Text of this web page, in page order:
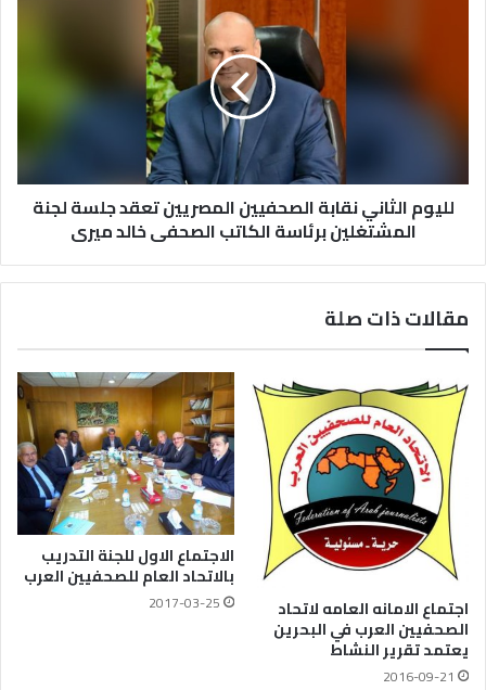
لليوم الثاني نقابة الصحفيين المصريين تعقد جلسة لجنة
المشتغلين برئاسة الكاتب الصحفى خالد ميرى
مقالات ذات صلة
اجتماع الامانه العامه لاتحاد
الصحفيين العرب في البحرين
يعتمد تقرير النشاط
2016-09-21
الاجتماع الاول للجنة التدريب
بالاتحاد العام للصحفيين العرب
2017-03-25